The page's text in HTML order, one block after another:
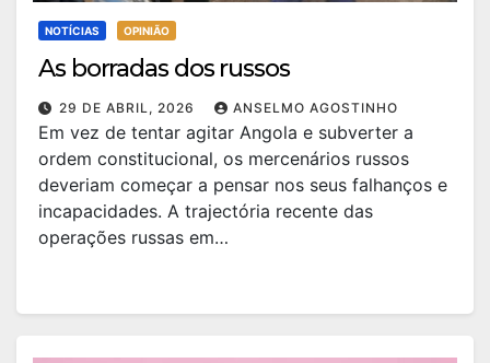
NOTÍCIAS OPINIÃO
As borradas dos russos
29 DE ABRIL, 2026 ANSELMO AGOSTINHO
Em vez de tentar agitar Angola e subverter a
ordem constitucional, os mercenários russos
deveriam começar a pensar nos seus falhanços e
incapacidades. A trajectória recente das
operações russas em…